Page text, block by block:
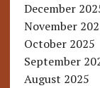
December
November
October 2025
September
August 2025